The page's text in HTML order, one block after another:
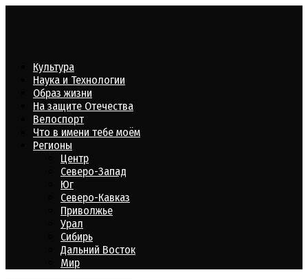
Культура
Наука и Технологии
Образ жизни
На защите Отечества
Велоспорт
Что в имени тебе моём
Регионы
Центр
Северо-Запад
Юг
Северо-Кавказ
Приволжье
Урал
Сибирь
Дальний Восток
Мир